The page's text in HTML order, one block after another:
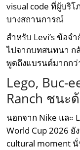
visual code ที่ผู้บริ
บางสถานการณ์
สำหรับ Levi’s ข้อจ
ไปจากบทสนทนา ก
พูดถึงแบรนด์มากกว่
Lego, Buc-
Ranch ชนะ
นอกจาก Nike และ
World Cup 2026
cultural moment